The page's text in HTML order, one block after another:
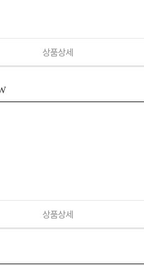
상품상세
상품상세